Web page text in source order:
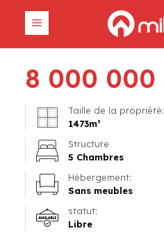
8 000 000
Taille de la propriété:
1473m²
Structure
5 Chambres
Hébergement:
Sans meubles
statut:
Libre